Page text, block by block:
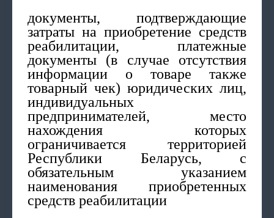
документы, подтверждающие
затраты на приобретение средств
реабилитации, платежные
документы (в случае отсутствия
информации о товаре также
товарный чек) юридических лиц,
индивидуальных
предпринимателей, место
нахождения которых
ограничивается территорией
Республики Беларусь, с
обязательным указанием
наименования приобретенных
средств реабилитации